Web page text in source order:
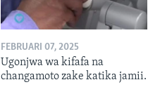
FEBRUARI 07, 2025
Ugonjwa wa kifafa na
changamoto zake katika jamii.